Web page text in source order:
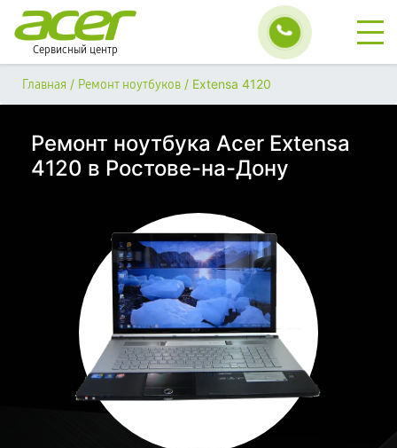
Сервисный центр
Главная / Ремонт ноутбуков / Extensa 4120
Ремонт ноутбука Acer Extensa
4120 в Ростове-на-Дону